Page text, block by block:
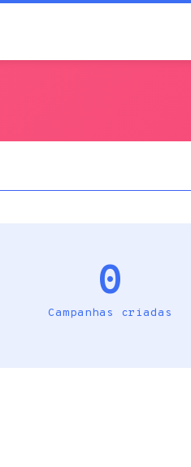
0
Campanhas criadas